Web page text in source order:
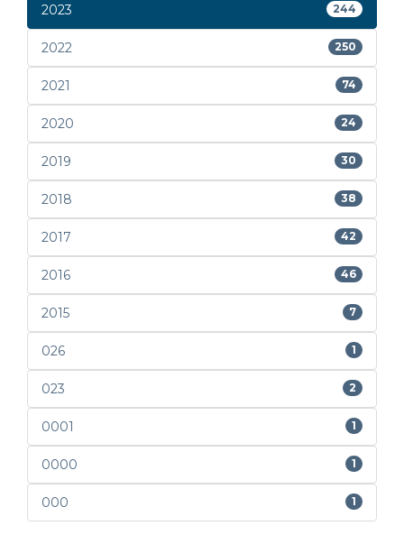
2023 244
2022 250
2021 74
2020 24
2019 30
2018 38
2017 42
2016 46
2015 7
026 1
023 2
0001 1
0000 1
000 1